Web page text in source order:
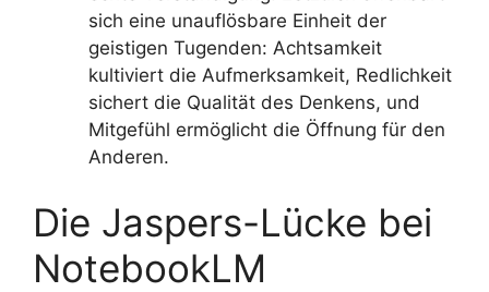
sich eine unauflösbare Einheit der
geistigen Tugenden: Achtsamkeit
kultiviert die Aufmerksamkeit, Redlichkeit
sichert die Qualität des Denkens, und
Mitgefühl ermöglicht die Öffnung für den
Anderen.
Die Jaspers-Lücke bei
NotebookLM